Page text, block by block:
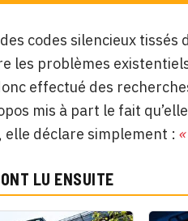
codes silencieux
les problèmes
effectué des
mis à part le fait
elle déclare simplement :
LU ENSUITE